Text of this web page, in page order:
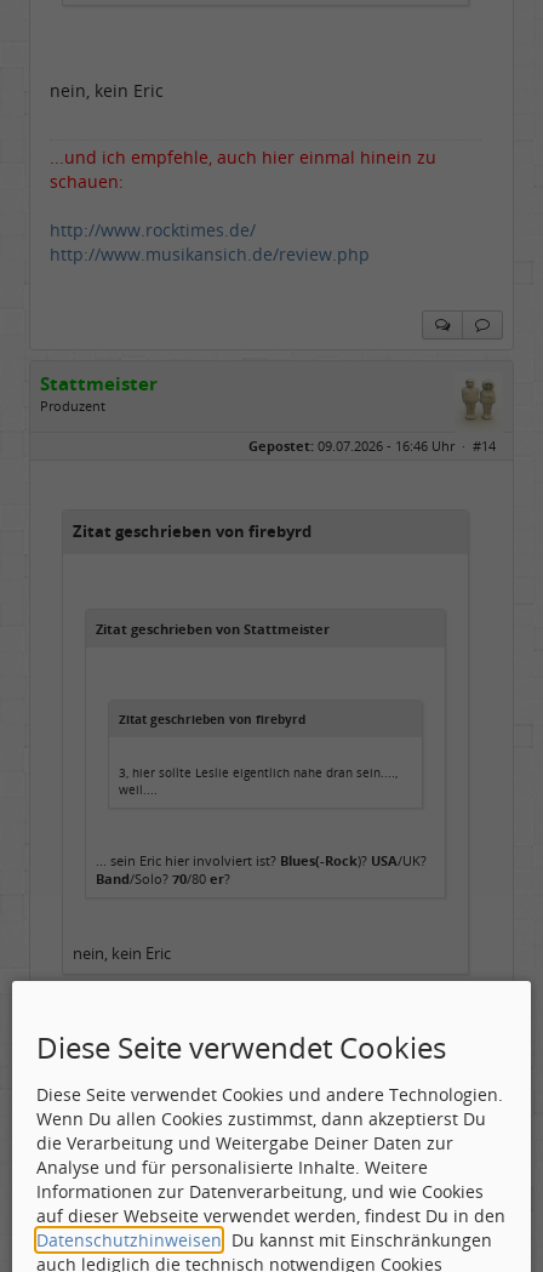
nein, kein Eric
...und ich empfehle, auch hier einmal hinein zu
schauen:
http://www.rocktimes.de/
http://www.musikansich.de/review.php
Stattmeister
Produzent
Gepostet: 09.07.2026 - 16:46 Uhr · #14
Zitat geschrieben von firebyrd
Zitat geschrieben von Stattmeister
Zitat geschrieben von firebyrd
3, hier sollte Leslie eigentlich nahe dran sein....,
weil....
... sein Eric hier involviert ist? Blues(-Rock)? USA/UK?
Band/Solo? 70/80 er?
nein, kein Eric
Wann in den 70ern? Seit wann gab es die Band?
Noch aktiv? Eventuell ein Link zu Mountain oder dem
wahren Leslie?
To live without my music would be impossible to
do - "Music", John Miles.
Diese Seite verwendet Cookies
Diese Seite verwendet Cookies und andere Technologien.
Wenn Du allen Cookies zustimmst, dann akzeptierst Du
die Verarbeitung und Weitergabe Deiner Daten zur
Analyse und für personalisierte Inhalte. Weitere
Informationen zur Datenverarbeitung, und wie Cookies
auf dieser Webseite verwendet werden, findest Du in den
Datenschutzhinweisen . Du kannst mit Einschränkungen
auch lediglich die technisch notwendigen Cookies